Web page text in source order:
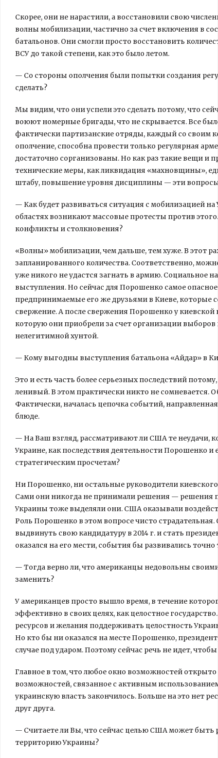
Скорее, они не нарастили, а восстановили свою
волны мобилизации, частично за счет включения в
батальонов. Они смогли просто восстановить
ВСУ до такой степени, как это было летом.
— Со стороны ополчения были попытки создания
сделать?
Мы видим, что они успели это сделать потому, что
воюют номерные бригады, что не скрывается. Все
фактически партизанские отряды, каждый со своим
ополчение, способна провести только регулярная
достаточно сорганизованы. Но как раз такие вещи и
технические меры, как ликвидация «махновщины»,
штабу, повышение уровня дисциплины — эти
— Как будет развиваться ситуация с мобилизацией
областях возникают массовые протесты против
конфликты и столкновения?
«Волны» мобилизации, чем дальше, тем хуже. В этот
запланированного количества. Соответственно,
уже никого не удастся загнать в армию. Социальное
выступления. Но сейчас для Порошенко самое
предпринимаемые его же друзьями в Киеве, которые
свержение. А после свержения Порошенко у киевской
которую они приобрели за счет организации
нелегитимной хунтой.
— Кому выгодны выступления батальона «Айдар» в
Это и есть часть более серьезных последствий
ленивый. В этом практически никто не сомневается.
Фактически, началась цепочка событий,
блюде.
— На Ваш взгляд, рассматривают ли США те неудачи,
Украине, как последствия деятельности Порошенко
стратегическим просчетам?
Ни Порошенко, ни остальные руководители
Сами они никогда не принимали решения — решения
Украины тоже выделяли они. США оказывали
Роль Порошенко в этом вопросе чисто
выдвинуть свою кандидатуру в 2014 г. и стать
оказался на его мести, события бы развивались точно
— Тогда верно ли, что американцы недовольны
заменить?
У американцев просто вышло время, в течение
эффективно в своих целях, как целостное
ресурсов и желания поддерживать целостность
Но кто бы ни оказался на месте Порошенко,
случае под ударом. Поэтому сейчас речь не идет,
Главное в том, что любое окно возможностей
возможностей, связанное с активным
украинскую власть закончилось. Больше на это нет
друг друга.
— Считаете ли Вы, что сейчас целью США может быть
территорию Украины?